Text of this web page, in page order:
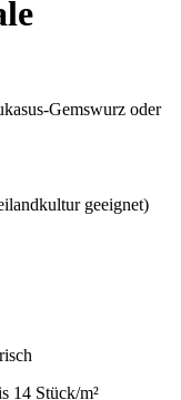
Gemswurz oder
geeignet)
14 Stück/m²